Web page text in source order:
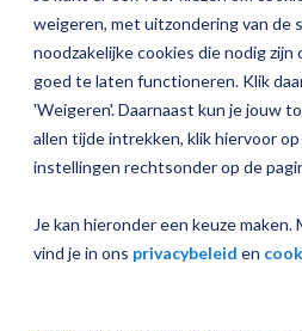
with
content.
weigeren, met uitzondering van de
noodzakelijke cookies die nodig zijn
goed te laten functioneren. Klik
'Weigeren'. Daarnaast kun je jouw
allen tijde intrekken, klik hiervoor
instellingen rechtsonder op de
Je kan hieronder een keuze
vind je in ons privacybeleid en